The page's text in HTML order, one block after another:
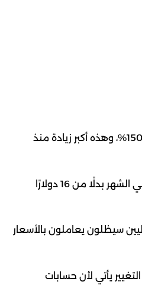
أعلنت منصة “إكس” (تويتر سابقًا) رفع أسعار أعلى اشتراكاتها بنسبة تخطت في بعض الدول 150%، وهذه أكبر زيادة منذ
وأصبح سعر الاشتراك المتميز “بريميام بلس” (Premium+‎) في الولايات المتحدة 22 دولارًا في الشهر بدلًا من 16 دولارًا
المشتركين الحاليين سيظلون يعاملون بالأسعار
يأتي لأن حسابات